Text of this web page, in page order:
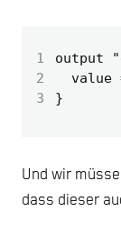
1
output
2
value
3
}
Und wir
dass dieser